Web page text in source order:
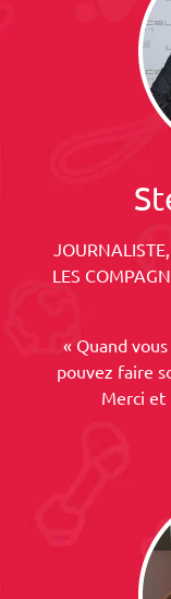
LES
« Quand
pouvez faire
Merci et